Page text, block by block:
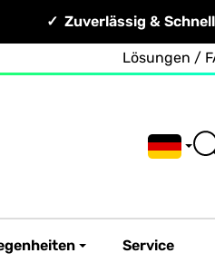
Zuverlässig &
Lösungen /
Deutsch
Service